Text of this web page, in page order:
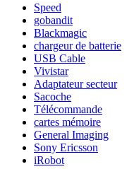
Speed
gobandit
Blackmagic
chargeur de batterie
USB Cable
Vivistar
Adaptateur secteur
Sacoche
Télécommande
cartes mémoire
General Imaging
Sony Ericsson
iRobot